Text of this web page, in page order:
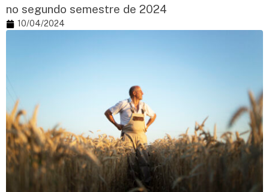
no segundo semestre de 2024
10/04/2024